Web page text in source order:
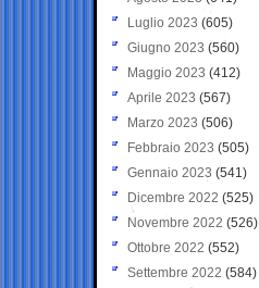
Luglio 2023 (605)
Giugno 2023 (560)
Maggio 2023 (412)
Aprile 2023 (567)
Marzo 2023 (506)
Febbraio 2023 (505)
Gennaio 2023 (541)
Dicembre 2022 (525)
Novembre 2022 (526)
Ottobre 2022 (552)
Settembre 2022 (584)